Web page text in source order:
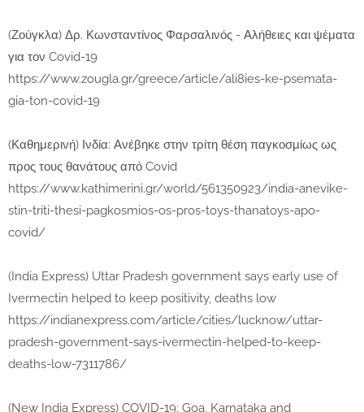
(Ζούγκλα) Δρ. Κωνσταντίνος Φαρσαλινός - Αλήθειες και ψέματα
για τον Covid-19
https://www.zougla.gr/greece/article/ali8ies-ke-psemata-
gia-ton-covid-19
(Καθημερινή) Ινδία: Ανέβηκε στην τρίτη θέση παγκοσμίως ως
προς τους θανάτους από Covid
https://www.kathimerini.gr/world/561350923/india-anevike-
stin-triti-thesi-pagkosmios-os-pros-toys-thanatoys-apo-
covid/
(India Express) Uttar Pradesh government says early use of
Ivermectin helped to keep positivity, deaths low
https://indianexpress.com/article/cities/lucknow/uttar-
pradesh-government-says-ivermectin-helped-to-keep-
deaths-low-7311786/
(New India Express) COVID-19: Goa, Karnataka and